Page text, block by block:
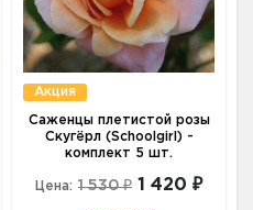
Акция
Саженцы плетистой розы
Скугёрл (Schoolgirl) -
комплект 5 шт.
Цена: 1 530 ₽ 1 420 ₽